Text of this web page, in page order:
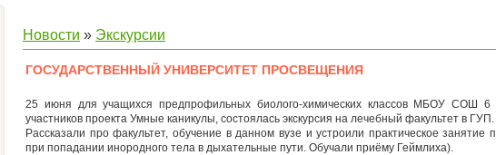
Новости » Экскурсии
ГОСУДАРСТВЕННЫЙ УНИВЕРСИТЕТ ПРОСВЕЩЕНИЯ
25 июня для учащихся предпрофильных биолого-химических классов МБОУ СОШ 6
участников проекта Умные каникулы, состоялась экскурсия на лечебный факультет в ГУП.
Рассказали про факультет, обучение в данном вузе и устроили практическое
при попадании инородного тела в дыхательные пути. Обучали приёму Геймлиха).